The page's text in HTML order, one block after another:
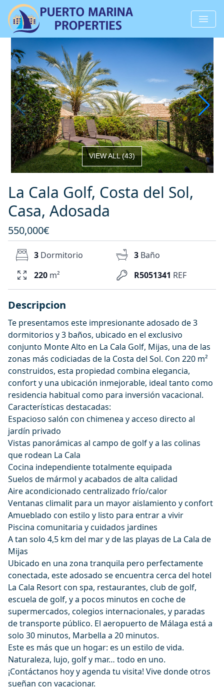
VIEW ALL(43)
La Cala Golf, Costa del Sol,
Casa, Adosada
550,000€
R5051341 REF
3 Dormitorio 3 Baño
220 m²
Descripcion
Te presentamos este impresionante adosado de 3
dormitorios y 3 baños, ubicado en el exclusivo
conjunto Monte Alto en La Cala Golf, Mijas, una de las
zonas más codiciadas de la Costa del Sol. Con 220 m²
construidos, esta propiedad combina elegancia,
confort y una ubicación inmejorable, ideal tanto como
residencia habitual como para inversión vacacional.
Características destacadas:
Espacioso salón con chimenea y acceso directo al
jardín privado
Vistas panorámicas al campo de golf y a las colinas
que rodean La Cala
Cocina independiente totalmente equipada
Suelos de mármol y acabados de alta calidad
Aire acondicionado centralizado frío/calor
Ventanas climalit para un mayor aislamiento y confort
Amueblado con estilo y listo para entrar a vivir
Piscina comunitaria y cuidados jardines
A tan solo 4,5 km del mar y de las playas de La Cala de
Mijas
Ubicado en una zona tranquila pero perfectamente
conectada, este adosado se encuentra cerca del hotel
La Cala Resort con spa, restaurantes, club de golf,
escuela de golf, y a pocos minutos en coche de
supermercados, colegios internacionales, y paradas
de transporte público. El aeropuerto de Málaga está a
solo 30 minutos, Marbella a 20 minutos.
Este es más que un hogar: es un estilo de vida.
Naturaleza, lujo, golf y mar… todo en uno.
¡Contáctanos hoy y agenda tu visita! Vive donde otros
sueñan con vacacionar.